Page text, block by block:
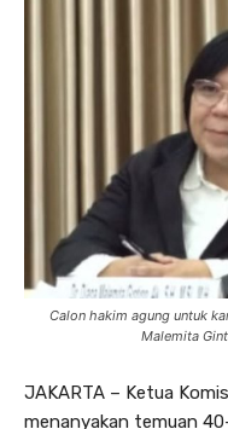
Calon hakim agung untuk
Malemita
JAKARTA – Ketua
menanyakan temuan